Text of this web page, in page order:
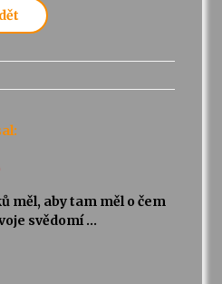
měl, aby tam měl o čem
svědomí …